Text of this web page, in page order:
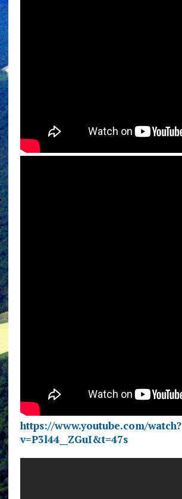
https://www.youtube.com/watch?
v=P3l44__ZGuI&t=47s